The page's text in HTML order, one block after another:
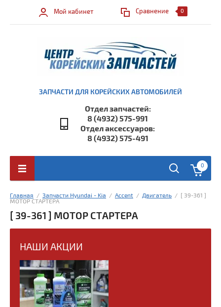
Мой кабинет Сравнение 0
ЗАПЧАСТИ ДЛЯ КОРЕЙСКИХ АВТОМОБИЛЕЙ
Отдел запчастей:
8 (4932) 575-991
Отдел аксессуаров:
8 (4932) 575-491
0
НАШИ АКЦИИ
Главная
  /
Запчасти Hyundai - Kia
  /
Accent
  /
Двигатель
  /  [ 39-361 ]
МОТОР СТАРТЕРА
[ 39-361 ] МОТОР СТАРТЕРА